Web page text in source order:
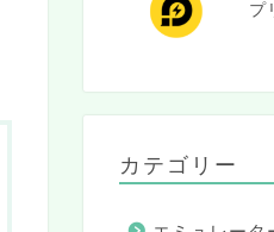
プ
カテゴリー